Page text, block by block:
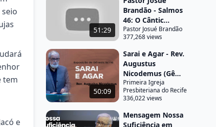
tem
e
51:29
Brandão - Salmos
46: O Cântic...
Pastor Josué Brandão
377,268 views
50:09
Sarai e Agar - Rev.
Augustus
Nicodemus (Gê...
Primeira Igreja
Presbiteriana do Recife
336,022 views
Mensagem Nossa
Suficiência em